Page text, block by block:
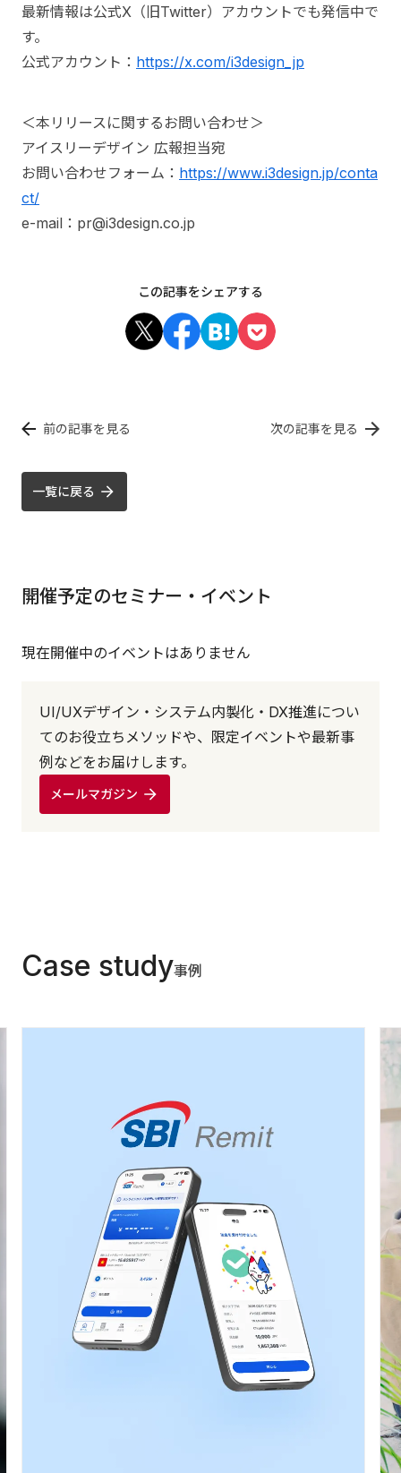
最新情報は公式X（旧Twitter）アカウントでも発信中で
す。
公式アカウント： https://x.com/i3design_jp
＜本リリースに関するお問い合わせ＞
アイスリーデザイン 広報担当宛
お問い合わせフォーム： https://www.i3design.jp/conta
ct/
e-mail：pr@i3design.co.jp
この記事をシェアする
前の記事を見る 次の記事を見る
一覧に戻る
開催予定のセミナー・イベント
現在開催中のイベントはありません
UI/UXデザイン・システム内製化・DX推進につい
てのお役立ちメソッドや、限定イベントや最新事
例などをお届けします。
メールマガジン
Case study事例